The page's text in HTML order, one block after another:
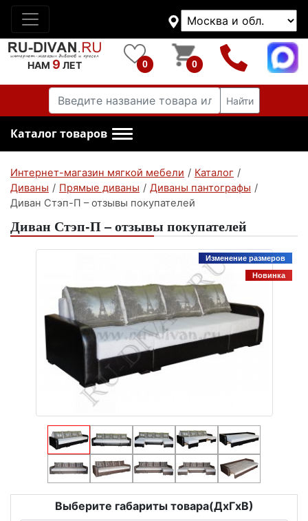
НАМ 9 ЛЕТ 0 0
Найти
Каталог товаров
Интернет-магазин мягкой мебели / Каталог /
Диваны / Прямые диваны / Диваны пантографы /
Диван Стэп-П – отзывы покупателей
Диван Стэп-П – отзывы покупателей
Изменение размеров
Новинка
Выберите габариты товара(ДxГxВ)